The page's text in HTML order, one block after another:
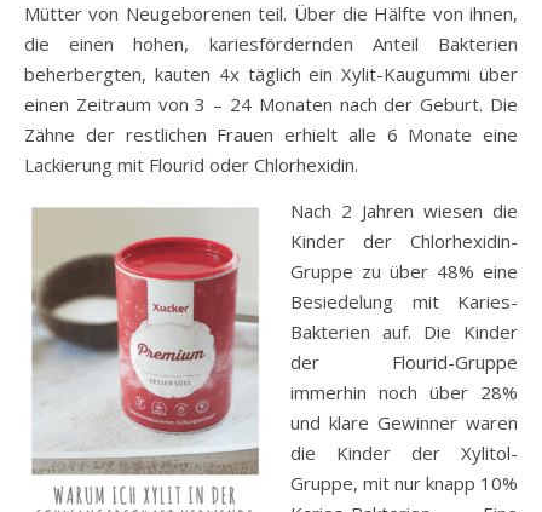
Mütter von Neugeborenen teil. Über die Hälfte von ihnen,
die einen hohen, kariesfördernden Anteil Bakterien
beherbergten, kauten 4x täglich ein Xylit-Kaugummi über
einen Zeitraum von 3 – 24 Monaten nach der Geburt. Die
Zähne der restlichen Frauen erhielt alle 6 Monate eine
Lackierung mit Flourid oder Chlorhexidin.
Nach 2 Jahren wiesen die
Kinder der Chlorhexidin-
Gruppe zu über 48% eine
Besiedelung mit Karies-
Bakterien auf. Die Kinder
der Flourid-Gruppe
immerhin noch über 28%
und klare Gewinner waren
die Kinder der Xylitol-
Gruppe, mit nur knapp 10%